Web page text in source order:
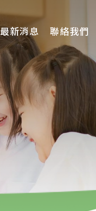
最新消息 聯絡我們